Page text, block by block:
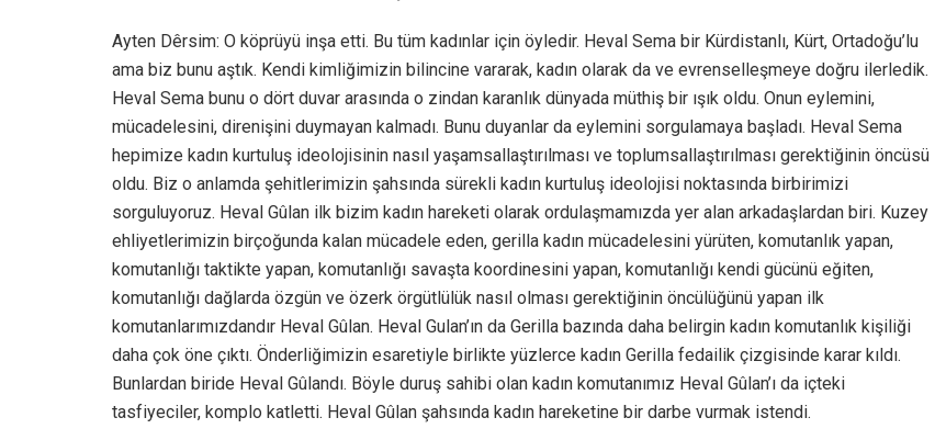
Ayten Dêrsim: O köprüyü inşa etti. Bu tüm kadınlar için öyledir. Heval Sema bir Kürdistanlı, Kürt, Ortadoğu’lu
ama biz bunu aştık. Kendi kimliğimizin bilincine vararak, kadın olarak da ve evrenselleşmeye doğru ilerledik.
Heval Sema bunu o dört duvar arasında o zindan karanlık dünyada müthiş bir ışık oldu. Onun eylemini,
mücadelesini, direnişini duymayan kalmadı. Bunu duyanlar da eylemini sorgulamaya başladı. Heval Sema
hepimize kadın kurtuluş ideolojisinin nasıl yaşamsallaştırılması ve toplumsallaştırılması gerektiğinin öncüsü
oldu. Biz o anlamda şehitlerimizin şahsında sürekli kadın kurtuluş ideolojisi noktasında birbirimizi
sorguluyoruz. Heval Gûlan ilk bizim kadın hareketi olarak ordulaşmamızda yer alan arkadaşlardan biri. Kuzey
ehliyetlerimizin birçoğunda kalan mücadele eden, gerilla kadın mücadelesini yürüten, komutanlık yapan,
komutanlığı taktikte yapan, komutanlığı savaşta koordinesini yapan, komutanlığı kendi gücünü eğiten,
komutanlığı dağlarda özgün ve özerk örgütlülük nasıl olması gerektiğinin öncülüğünü yapan ilk
komutanlarımızdandır Heval Gûlan. Heval Gulan’ın da Gerilla bazında daha belirgin kadın komutanlık kişiliği
daha çok öne çıktı. Önderliğimizin esaretiyle birlikte yüzlerce kadın Gerilla fedailik çizgisinde karar kıldı.
Bunlardan biride Heval Gûlandı. Böyle duruş sahibi olan kadın komutanımız Heval Gûlan’ı da içteki
tasfiyeciler, komplo katletti. Heval Gûlan şahsında kadın hareketine bir darbe vurmak istendi.